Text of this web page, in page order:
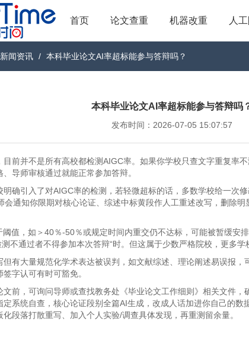
首页 论文查重 机器改重 人
新闻资讯 / 本科毕业论文AI率超标能参与答辩吗？
本科毕业论文AI率超标能参与答辩吗
发布时间：2026-07-05 15:07:57
目前并不是所有高校都检测AIGC率。如果你学校只查文字重复率
导师审核通过就能正常参加答辩。
明确引入了对AIGC率的检测，若轻微超标的话，多数学校给一次
会通知你限期对核心论证、综述中标黄段作人工重述改写，删除
阈值，如＞40％-50％或规定时间内重交仍不达标，可能被暂缓安
不通过者不得参加本次答辩“时。但这属于少数严格院校，更多学
但有大量规范化学术表达被误判，如文献综述、理论阐述易误报
字认可有时可豁免。
文前，可询问导师或查找教务处《毕业论文工作细则》相关文件，
定系统自查，核心论证段别全篇AI生成，改成人话加进你自己的数
段落打散重写、加入个人实验/调查具体发现，再重测留余量。